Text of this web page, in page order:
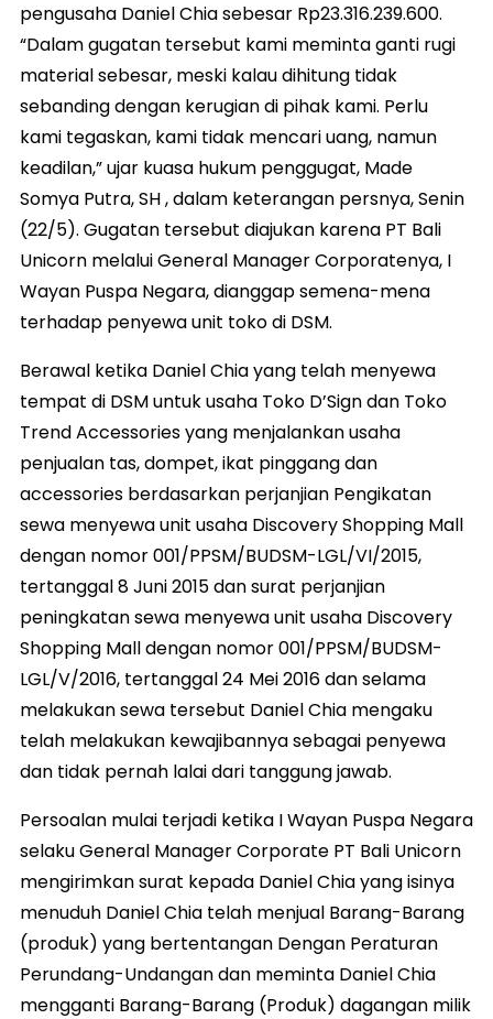
pengusaha Daniel Chia sebesar Rp23.316.239.600.
“Dalam gugatan tersebut kami meminta ganti rugi
material sebesar, meski kalau dihitung tidak
sebanding dengan kerugian di pihak kami. Perlu
kami tegaskan, kami tidak mencari uang, namun
keadilan,” ujar kuasa hukum penggugat, Made
Somya Putra, SH , dalam keterangan persnya, Senin
(22/5). Gugatan tersebut diajukan karena PT Bali
Unicorn melalui General Manager Corporatenya, I
Wayan Puspa Negara, dianggap semena-mena
terhadap penyewa unit toko di DSM.
Berawal ketika Daniel Chia yang telah menyewa
tempat di DSM untuk usaha Toko D’Sign dan Toko
Trend Accessories yang menjalankan usaha
penjualan tas, dompet, ikat pinggang dan
accessories berdasarkan perjanjian Pengikatan
sewa menyewa unit usaha Discovery Shopping Mall
dengan nomor 001/PPSM/BUDSM-LGL/VI/2015,
tertanggal 8 Juni 2015 dan surat perjanjian
peningkatan sewa menyewa unit usaha Discovery
Shopping Mall dengan nomor 001/PPSM/BUDSM-
LGL/V/2016, tertanggal 24 Mei 2016 dan selama
melakukan sewa tersebut Daniel Chia mengaku
telah melakukan kewajibannya sebagai penyewa
dan tidak pernah lalai dari tanggung jawab.
Persoalan mulai terjadi ketika I Wayan Puspa Negara
selaku General Manager Corporate PT Bali Unicorn
mengirimkan surat kepada Daniel Chia yang isinya
menuduh Daniel Chia telah menjual Barang-Barang
(produk) yang bertentangan Dengan Peraturan
Perundang-Undangan dan meminta Daniel Chia
mengganti Barang-Barang (Produk) dagangan milik